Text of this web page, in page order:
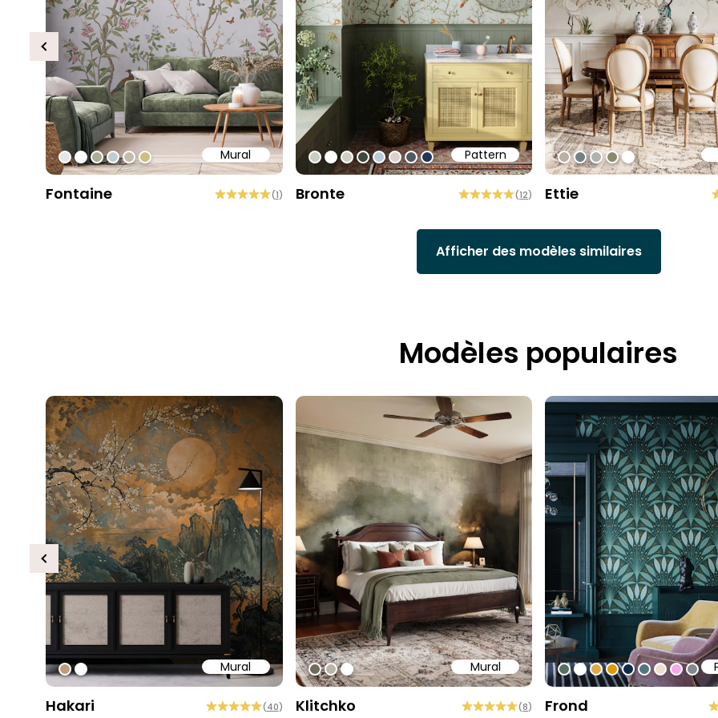
Mural
#e6e6e6
#ffffff
#abae95
#c0ced1
#c4bdac
#cebe81
Fontaine (1)
Pattern
#c5cec1
#ffffff
#d0cec2
#3c493f
#b6cdd9
#ded0cd
#505b60
#213557
Bronte (12)
#b9b1a6
#738186
#b2b2b0
#8b896e
#ffffff
Ettie
Previous
Afficher des modèles similaires
Modèles populaires
Mural
#bd9e7a
#ffffff
Hakari (40)
Mural
#6e6d58
#b9b6a6
#ffffff
Klitchko (8)
#547260
#ffffff
#dcab49
#de9903
#0d2b46
#54777f
#efded0
Frond
Previous